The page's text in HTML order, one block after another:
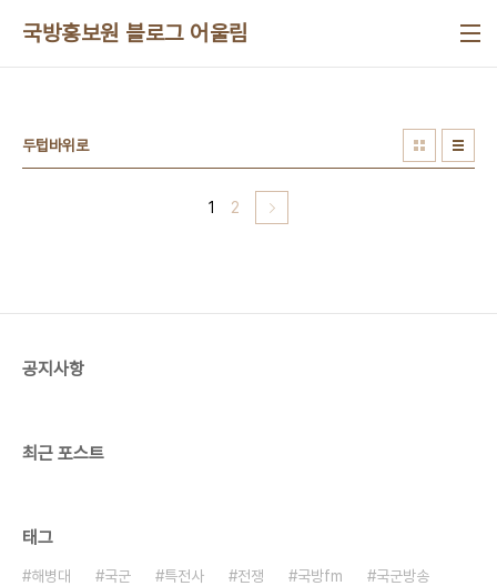
국방홍보원 블로그 어울림
두텁바위로
1 2
공지사항
최근 포스트
태그
해병대 국군 특전사 전쟁 국방fm
국군방송